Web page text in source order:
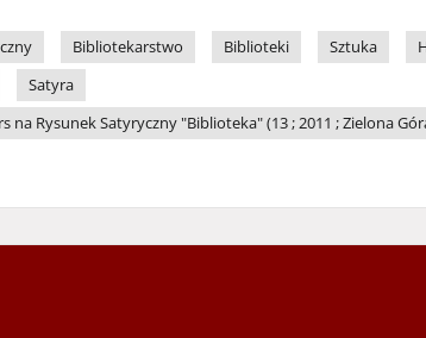
Bibliotekarstwo Biblioteki Sztuka
Satyra
Rysunek Satyryczny "Biblioteka" (13 ; 2011 ; Zielona